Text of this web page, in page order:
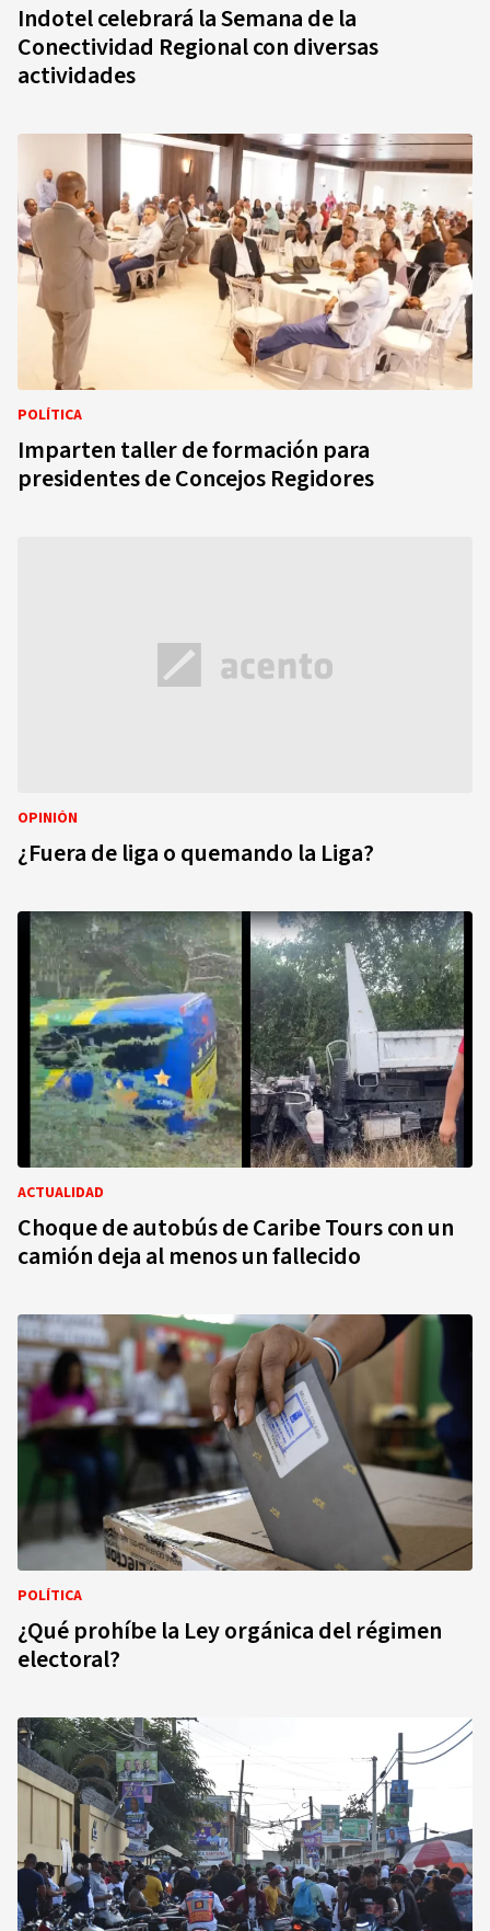
Indotel celebrará la Semana de la
Conectividad Regional con diversas
actividades
POLÍTICA
Imparten taller de formación para
presidentes de Concejos Regidores
OPINIÓN
¿Fuera de liga o quemando la Liga?
ACTUALIDAD
Choque de autobús de Caribe Tours con un
camión deja al menos un fallecido
POLÍTICA
¿Qué prohíbe la Ley orgánica del régimen
electoral?